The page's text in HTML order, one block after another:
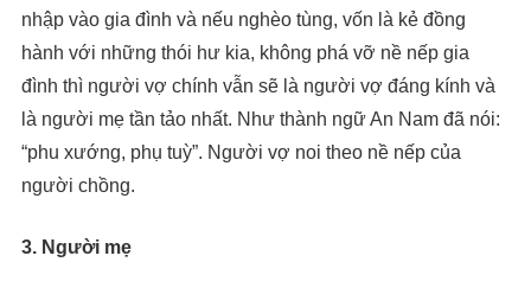
nhập vào gia đình và nếu nghèo tùng, vốn là kẻ đồng
hành với những thói hư kia, không phá vỡ nề nếp gia
đình thì người vợ chính vẫn sẽ là người vợ đáng kính và
là người mẹ tần tảo nhất. Như thành ngữ An Nam đã nói:
“phu xướng, phụ tuỳ”. Người vợ noi theo nề nếp của
người chồng.
3. Người mẹ